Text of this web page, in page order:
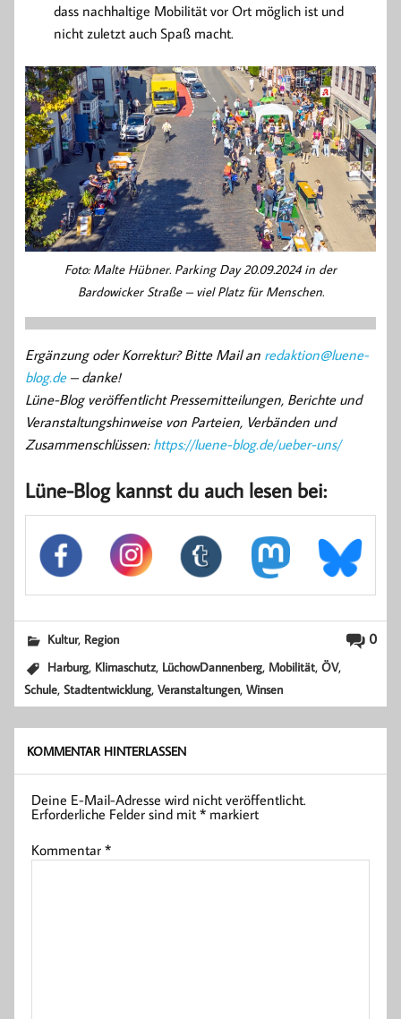
dass nachhaltige Mobilität vor Ort möglich ist und
nicht zuletzt auch Spaß macht.
Foto: Malte Hübner. Parking Day 20.09.2024 in der
Bardowicker Straße – viel Platz für Menschen.
Ergänzung oder Korrektur? Bitte Mail an redaktion@luene-
blog.de– danke!
Lüne-Blog veröffentlicht Pressemitteilungen, Berichte und
Veranstaltungshinweise von Parteien, Verbänden und
Zusammenschlüssen: https://luene-blog.de/ueber-uns/
Lüne-Blog kannst du auch lesen bei:
0
Kultur, Region
Harburg, Klimaschutz, LüchowDannenberg, Mobilität,ÖV,
Schule,Stadtentwicklung,Veranstaltungen,Winsen
KOMMENTAR HINTERLASSEN
Deine E-Mail-Adresse wird nicht veröffentlicht.
Erforderliche Felder sind mit* markiert
Kommentar*